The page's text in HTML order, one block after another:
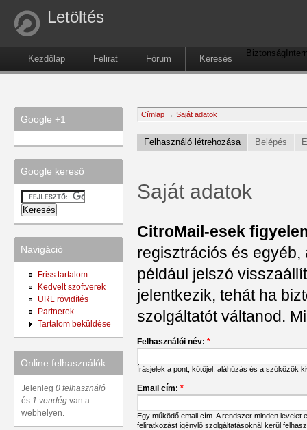
Letöltés
Kezdőlap Felirat Fórum Keresés
Biztonság
Google +1
Google kereső
Navigáció
Friss tartalom
Kedvelt szoftverek
URL rövidítés
Partnerek
Tartalom beküldése
Online felhasználók
Jelenleg 0 felhasználó
és 1 vendég van a
webhelyen.
Címlap → Saját adatok
Felhasználó létrehozása Belépés
Saját adatok
CitroMail-esek
regisztrációs és
például jelszó
jelentkezik, tehát ha
szolgáltatót váltanod.
Felhasználói név: *
Írásjelek a pont, kötőjel, aláhúzás és a szóközök
Email cím: *
Egy működő email cím. A rendszer minden
feliratkozást igénylő szolgáltatásoknál kerül